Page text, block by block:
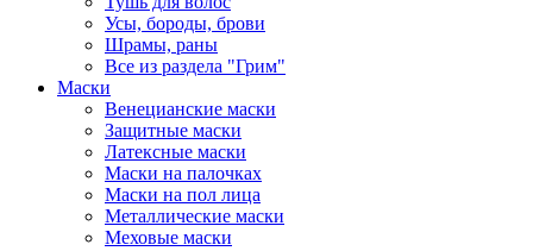
Усы, бороды, брови
Шрамы, раны
Все из раздела "Грим"
Маски
Венецианские маски
Защитные маски
Латексные маски
Маски на палочках
Маски на пол лица
Металлические маски
Меховые маски